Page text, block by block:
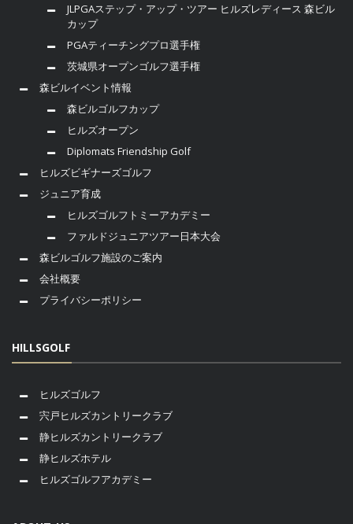
JLPGAステップ・アップ・ツアー ヒルズレディース 森ビル
カップ
PGAティーチングプロ選手権
茨城県オープンゴルフ選手権
森ビルイベント情報
森ビルゴルフカップ
ヒルズオープン
Diplomats Friendship Golf
ヒルズビギナーズゴルフ
ジュニア育成
ヒルズゴルフトミーアカデミー
ファルドジュニアツアー日本大会
森ビルゴルフ施設のご案内
会社概要
プライバシーポリシー
HILLSGOLF
ヒルズゴルフ
宍戸ヒルズカントリークラブ
静ヒルズカントリークラブ
静ヒルズホテル
ヒルズゴルフアカデミー